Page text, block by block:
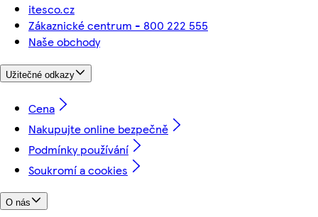
itesco.cz
Zákaznické centrum - 800 222 555
Naše obchody
Užitečné odkazy
Cena
Nakupujte online bezpečně
Podmínky používání
Soukromí a cookies
O nás